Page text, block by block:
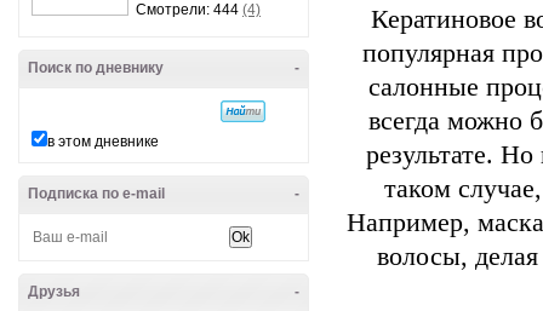
Смотрели: 444 (4)
-
Поиск по дневнику
в этом дневнике
-
Подписка по e-mail
-
Друзья
Кератиновое
популярная
салонные
всегда можно
результате.
таком
Например, маска
волосы,